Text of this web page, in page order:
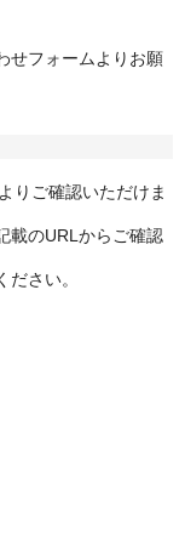
せフォームよりお願
よりご確認いただけま
載のURLからご確認
ださい。